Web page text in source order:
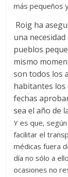
más pequeños
Roig ha
una
pueblos
mismo
son todos los
habitantes los
fechas
sea el año de
Y es que,
facilitar el
médicas fuera
día no sólo a
ocasiones no